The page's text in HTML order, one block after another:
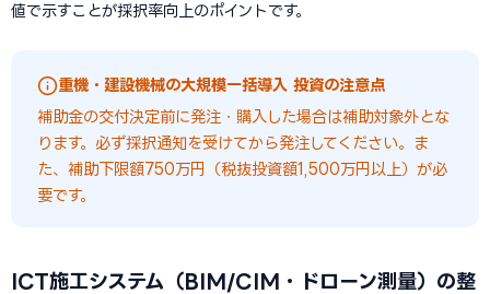
値で示すことが採択率向上のポイントです。
重機・建設機械の大規模一括導入 投資の注意点
補助金の交付決定前に発注・購入した場合は補助対象外とな
ります。必ず採択通知を受けてから発注してください。ま
た、補助下限額750万円（税抜投資額1,500万円以上）が必
要です。
ICT施工システム（BIM/CIM・ドローン測量）の整